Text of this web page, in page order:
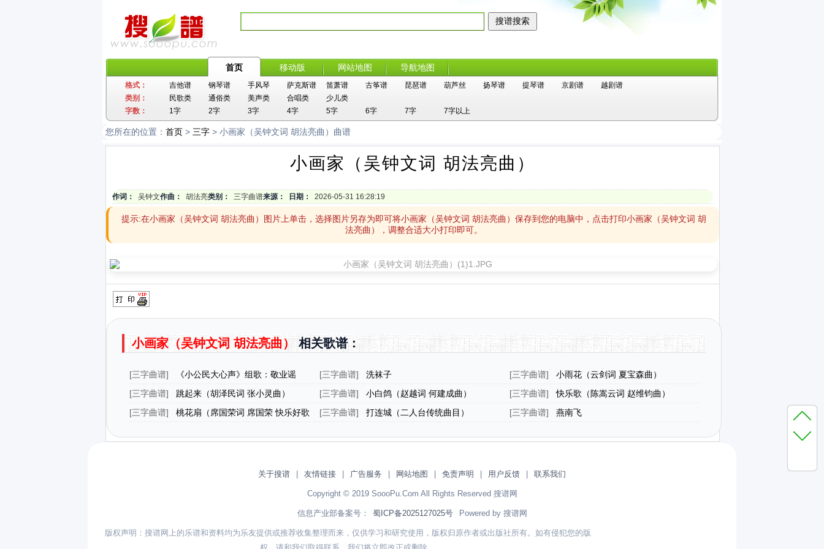
首页 移动版 网站地图 导航地图
格式： 吉他谱 钢琴谱 手风琴 萨克斯谱 笛萧谱 古筝谱 琵琶谱 葫芦丝 扬琴谱 提琴谱 京剧谱
越剧谱
类别：
民歌类 通俗类 美声类 合唱类
少儿类
字数：
1字 2字 3字 4字 5字 6字 7字 7字以上
您所在的位置： 首页 > 三字 > 小画家（吴钟文词 胡法亮曲）曲谱
小画家（吴钟文词 胡法亮曲）
作词： 吴钟文作曲： 胡法亮类别： 三字曲谱来源： 日期： 2026-05-31 16:28:19
提示:在小画家（吴钟文词 胡法亮曲）图片上单击，选择图片另存为即可将小画家（吴钟文词 胡法亮曲）保存到您的电脑中，点击打印小画家（吴钟文词 胡
法亮曲），调整合适大小打印即可。
小画家（吴钟文词 胡法亮曲）相关歌谱：
[三字曲谱] 《小公民大心声》组歌：敬业谣 [三字曲谱] 洗袜子 [三字曲谱]
小雨花（云剑词 夏宝森曲）
[三字曲谱] 跳起来（胡泽民词 张小灵曲） [三字曲谱] 小白鸽（赵越词 何建成曲） [三字曲谱]
快乐歌（陈嵩云词 赵维钧曲）
[三字曲谱]
桃花扇（席国荣词 席国荣 快乐好歌
[三字曲谱] 打连城（二人台传统曲目） [三字曲谱] 燕南飞
关于搜谱 友情链接 广告服务 网站地图 免责声明 用户反馈 联系我们
Copyright © 2019 SoooPu.Com All Rights Reserved 搜谱网
信息产业部备案号： 蜀ICP备2025127025号 Powered by 搜谱网
版权声明：搜谱网上的乐谱和资料均为乐友提供或推荐收集整理而来，仅供学习和研究使用，版权归原作者或出版社所有。如有侵犯您的版